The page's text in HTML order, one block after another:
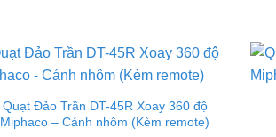
Quạt Đảo Trần DT-45R Xoay 360 độ
Miphaco – Cánh nhôm (Kèm remote)